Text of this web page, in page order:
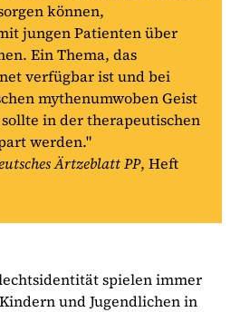
können,
jungen Patienten über
Ein Thema, das
verfügbar ist und bei
mythenumwoben Geist
in der therapeutischen
werden."
Ärtzeblatt PP, Heft
spielen immer
und Jugendlichen in